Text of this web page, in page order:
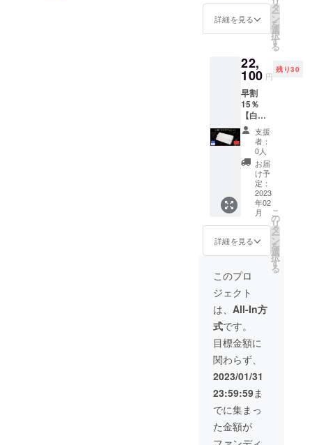
出荷時
期が遅
連絡致
しま
デザイ
ン・仕
様は変
更にな
る可能
性もご
ざいま
す。ご
了承く
ださ
い。
26,000
円
（税・
【25％
OFF】
⇒19,50
0円
（税・
送料
込） ■
白蛇マ
ルチ
ウォ
レット
×１個 ※
製造状
況によ
り出荷
時期が
遅れる
ご連絡
す。 ※
デザイ
ン・仕
様は変
更にな
る可能
性もご
ざいま
了承く
ださ
い。
詳細を見る
タ
ー
ン
を
選
択
す
る
22,
100 円
残り30
早割
15％
【白
蛇】マ
ルチ
ウォ
レット
【30名
限定】
■一般販
売予定
価格：
26,000
円
（税・
込）の
【15％
OFF】
⇒22,10
0円
（税・
送料
込） ■
白蛇マ
ルチ
ウォ
レット
×１個 ※
製造状
況によ
り出荷
支援
者：
0人
お届
け予
定：
2023
年02
月
詳細を見る
こ
の
リ
タ
ー
ン
を
選
択
す
る
このプロ
ジェクト
は、 All-In方
式です。
目標金額に
関わらず、
2023/01/31
23:59:59ま
でに集まっ
た金額が